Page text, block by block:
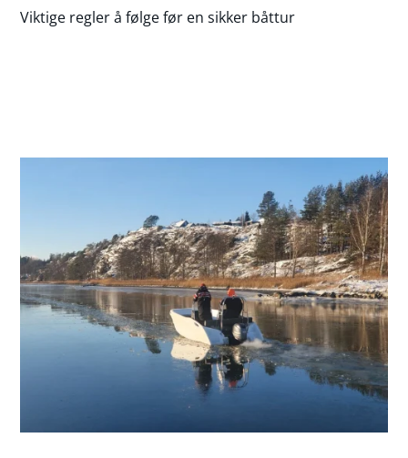
Viktige regler å følge før en sikker båttur